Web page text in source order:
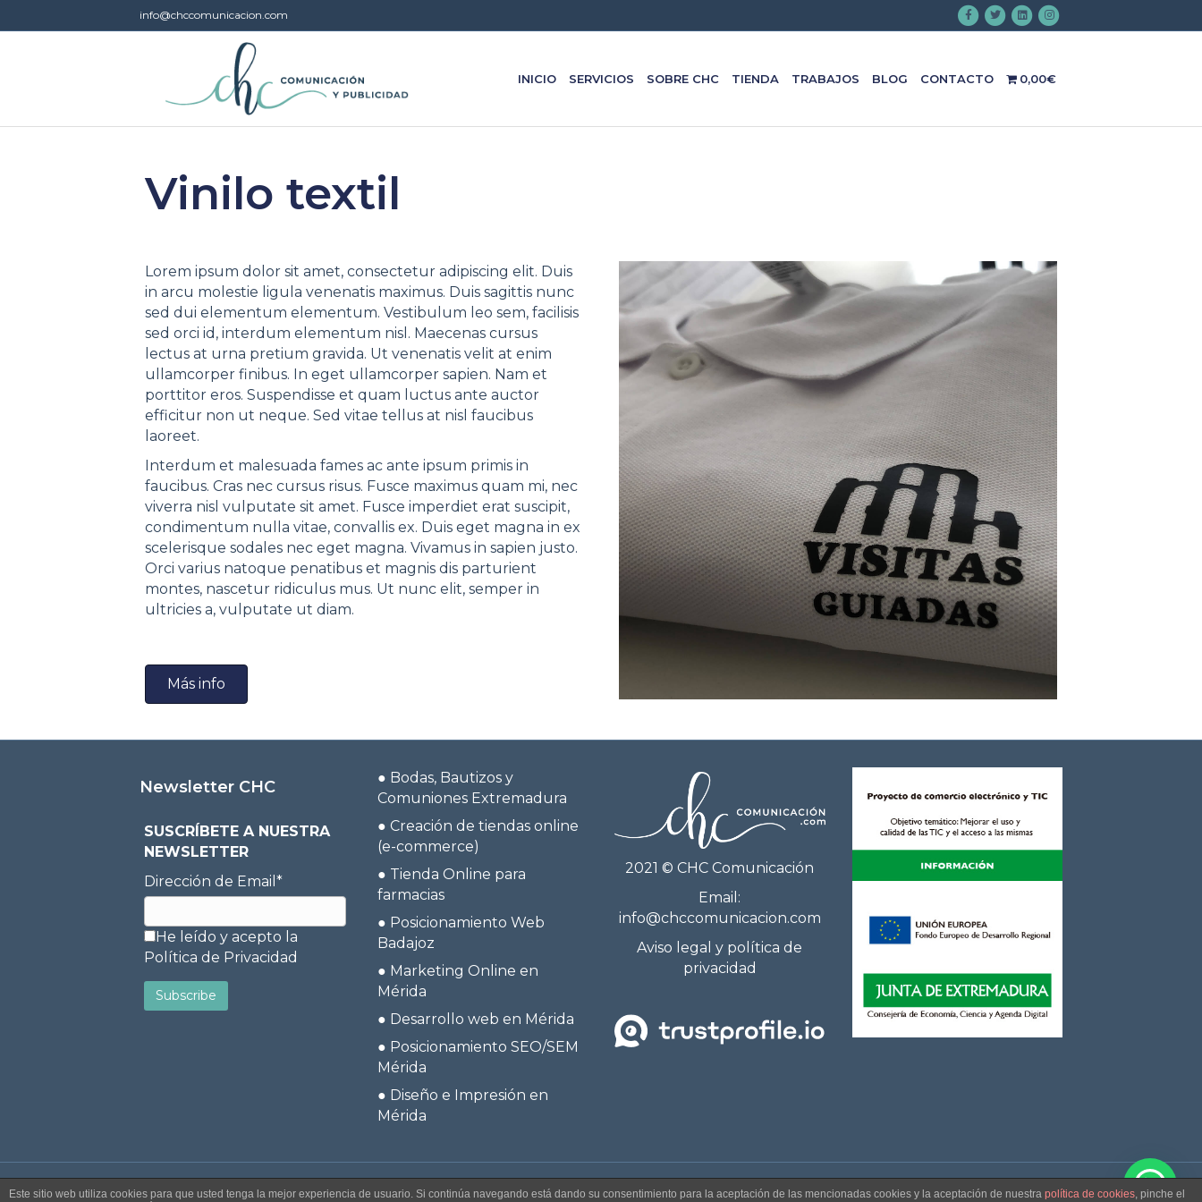
info@chccomunicacion.com FacebookTwitterLinkedin
INICIO SERVICIOS SOBRE CHC TIENDA TRABAJOS BLOG CONTACTO 0,00€
Vinilo textil
Lorem ipsum dolor sit amet, consectetur adipiscing elit. Duis
in arcu molestie ligula venenatis maximus. Duis sagittis nunc
sed dui elementum elementum. Vestibulum leo sem, facilisis
sed orci id, interdum elementum nisl. Maecenas cursus
lectus at urna pretium gravida. Ut venenatis velit at enim
ullamcorper finibus. In eget ullamcorper sapien. Nam et
porttitor eros. Suspendisse et quam luctus ante auctor
efficitur non ut neque. Sed vitae tellus at nisl faucibus
laoreet.
Interdum et malesuada fames ac ante ipsum primis in
faucibus. Cras nec cursus risus. Fusce maximus quam mi, nec
viverra nisl vulputate sit amet. Fusce imperdiet erat suscipit,
condimentum nulla vitae, convallis ex. Duis eget magna in ex
scelerisque sodales nec eget magna. Vivamus in sapien justo.
Orci varius natoque penatibus et magnis dis parturient
montes, nascetur ridiculus mus. Ut nunc elit, semper in
ultricies a, vulputate ut diam.
Más info
Newsletter CHC
SUSCRÍBETE A NUESTRA
NEWSLETTER
Dirección de Email*
He leído y acepto la
Política de Privacidad
● Bodas, Bautizos y
Comuniones Extremadura
● Creación de tiendas online
(e-commerce)
● Tienda Online para
farmacias
● Posicionamiento Web
Badajoz
● Marketing Online en
Mérida
● Desarrollo web en Mérida
● Posicionamiento SEO/SEM
Mérida
● Diseño e Impresión en
Mérida
2021 © CHC Comunicación
Email:
info@chccomunicacion.com
Aviso legal y política de
privacidad
Facebook
TwitterLinkedinInstagram
Este sitio web utiliza cookies para que usted tenga la mejor experiencia de usuario. Si continúa navegando está dando su consentimiento para la aceptación de las mencionadas cookies y la aceptación de nuestra política de cookies, pinche el